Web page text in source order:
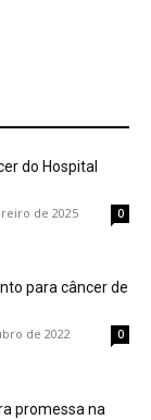
do Hospital
de 2025 0
para câncer de
de 2022 0
promessa na